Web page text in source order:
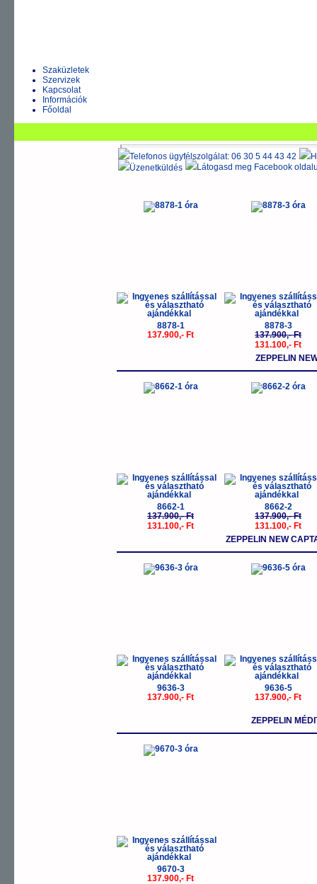
Szaküzletek
Szervizek
Kapcsolat
Információk
Főoldal
Zeppelin órák> HERREN
8878-1
137.900,- Ft
8878-3
137.900,- Ft
131.100,- Ft
ZEPPELIN
8662-1
137.900,- Ft
131.100,- Ft
8662-2
137.900,- Ft
131.100,- Ft
ZEPPELIN NEW
9636-3
137.900,- Ft
9636-5
137.900,- Ft
ZEPPELIN
9670-3
137.900,- Ft